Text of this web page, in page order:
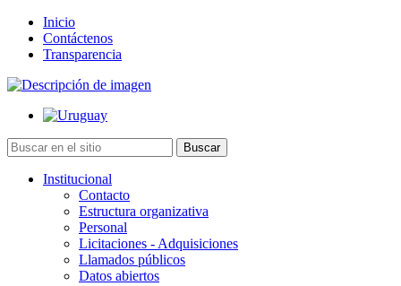
Inicio
Contáctenos
Transparencia
Institucional
Contacto
Estructura organizativa
Personal
Licitaciones - Adquisiciones
Llamados públicos
Datos abiertos